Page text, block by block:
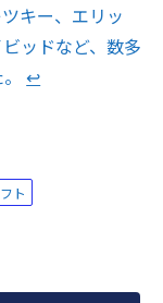
キー、エリッ
ッドなど、数多
。↩︎
ト